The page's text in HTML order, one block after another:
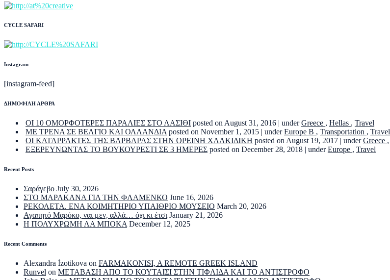
CYCLE SAFARI
Instagram
[instagram-feed]
ΔΗΜΟΦΙΛΗ ΑΡΘΡΑ
ΟΙ 10 ΟΜΟΡΦΟΤΕΡΕΣ ΠΑΡΑΛΙΕΣ ΣΤΟ ΛΑΣΙΘΙ posted on August 31, 2016 | underGreece , Hellas , Travel
ΜΕ ΤΡΕΝΑ ΣΕ ΒΕΛΓΙΟ ΚΑΙ ΟΛΛΑΝΔΙΑ posted on November 1, 2015 | underEurope B , Transportation , Travel
ΟΙ ΚΑΤΑΡΡΑΚΤΕΣ ΤΗΣ ΒΑΡΒΑΡΑΣ ΣΤΗΝ ΟΡΕΙΝΗ ΧΑΛΚΙΔΙΚΗ posted on August 19, 2017 | underGreece ,
ΕΞΕΡΕΥΝΩΝΤΑΣ ΤΟ ΒΟΥΚΟΥΡΕΣΤΙ ΣΕ 3 ΗΜΕΡΕΣ posted on December 28, 2018 | underEurope , Travel
Recent Posts
Σαράγεβο July 30, 2026
ΣΤΟ ΜΑΡΑΚΑΝΑ ΓΙΑ ΤΗΝ ΦΛΑΜΕΝΚΟ June 16, 2026
ΡΕΚΟΛΕΤΑ. ΕΝΑ ΚΟΙΜΗΤΗΡΙΟ ΥΠΑΙΘΡΙΟ ΜΟΥΣΕΙΟ March 20, 2026
Αγαπητό Μαρόκο, ναι μεν, αλλά… όχι κι έτσι January 21, 2026
Η ΠΟΛΥΧΡΩΜΗ ΛΑ ΜΠΟΚΑ December 12, 2025
Recent Comments
Alexandra İzotikova on FARMAKONISI, A REMOTE GREEK ISLAND
Runvel on ΜΕΤΑΒΑΣΗ ΑΠΟ ΤΟ ΚΟΥΤΑΙΣΙ ΣΤΗΝ ΤΙΦΛΙΔΑ ΚΑΙ ΤΟ ΑΝΤΙΣΤΡΟΦΟ